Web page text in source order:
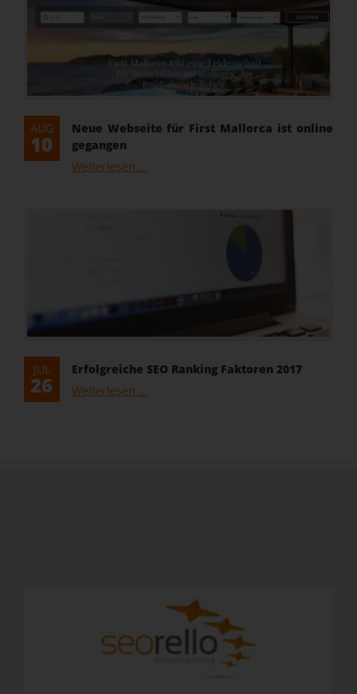
auffindbar
bei
AUG
10
Neue Webseite für First Mallorca ist online
gegangen
Weiterlesen …Neue
JUL
26
Erfolgreiche SEO Ranking Faktoren 2017
Weiterlesen …Erfolgreiche